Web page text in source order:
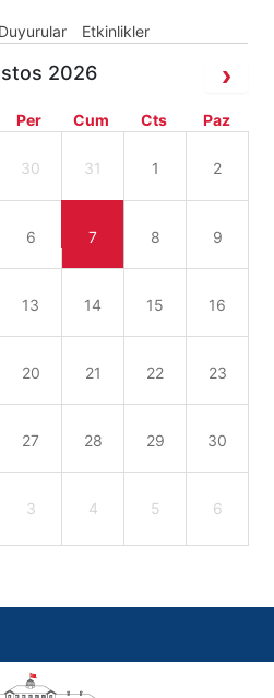
Duyurular Etkinlikler
2026
Per Cum Cts Paz
30 31 1 2
6 7 8 9
13 14 15 16
20 21 22 23
27 28 29 30
3 4 5 6